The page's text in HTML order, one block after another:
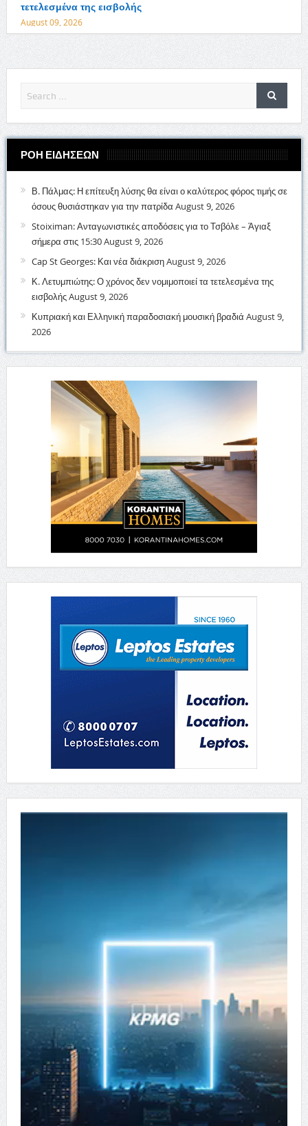
τετελεσμένα της εισβολής
August 09, 2026
ΡΟΗ ΕΙΔΗΣΕΩΝ
Β. Πάλμας: Η επίτευξη λύσης θα είναι ο καλύτερος φόρος τιμής σε
όσους θυσιάστηκαν για την πατρίδα August 9, 2026
Stoiximan: Ανταγωνιστικές αποδόσεις για το Τσβόλε – Άγιαξ
σήμερα στις 15:30August 9, 2026
Cap St Georges: Και νέα διάκρισηAugust 9, 2026
Κ. Λετυμπιώτης: Ο χρόνος δεν νομιμοποιεί τα τετελεσμένα της
εισβολήςAugust 9, 2026
Κυπριακή και Ελληνική παραδοσιακή μουσική βραδιά August 9,
2026